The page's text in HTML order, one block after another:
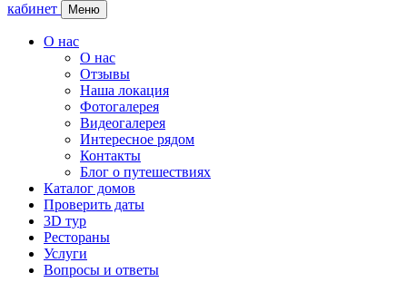
кабинет
Меню
О нас
О нас
Отзывы
Наша локация
Фотогалерея
Видеогалерея
Интересное рядом
Контакты
Блог о путешествиях
Каталог домов
Проверить даты
3D тур
Рестораны
Услуги
Вопросы и ответы